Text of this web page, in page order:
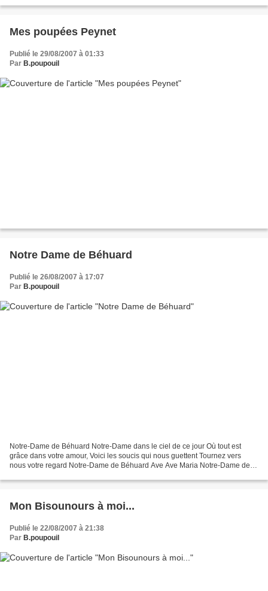
Mes poupées Peynet
Publié le 29/08/2007 à 01:33
Par B.poupouil
Notre Dame de Béhuard
Publié le 26/08/2007 à 17:07
Par B.poupouil
Notre-Dame de Béhuard Notre-Dame dans le ciel de ce jour Où tout est
grâce dans votre amour, Voici les soucis qui nous guettent Tournez vers
nous votre regard Notre-Dame de Béhuard Ave Ave Maria Notre-Dame de
Mon Bisounours à moi...
Publié le 22/08/2007 à 21:38
Par B.poupouil